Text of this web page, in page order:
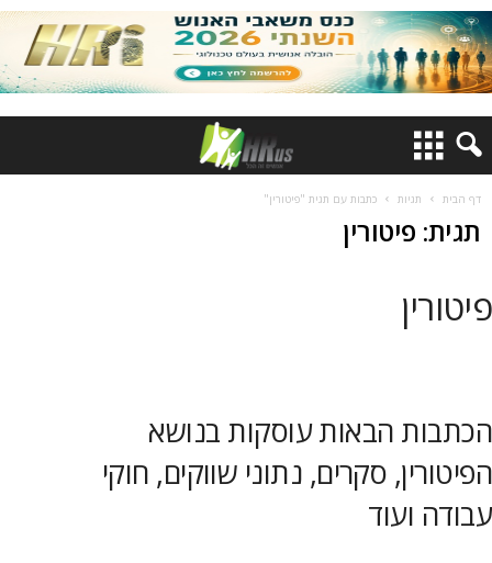
דף הבית תגיות כתבות עם תגית "פיטורין"
תגית: פיטורין
פיטורין
הכתבות הבאות עוסקות בנושא
הפיטורין, סקרים, נתוני שווקים, חוקי
עבודה ועוד